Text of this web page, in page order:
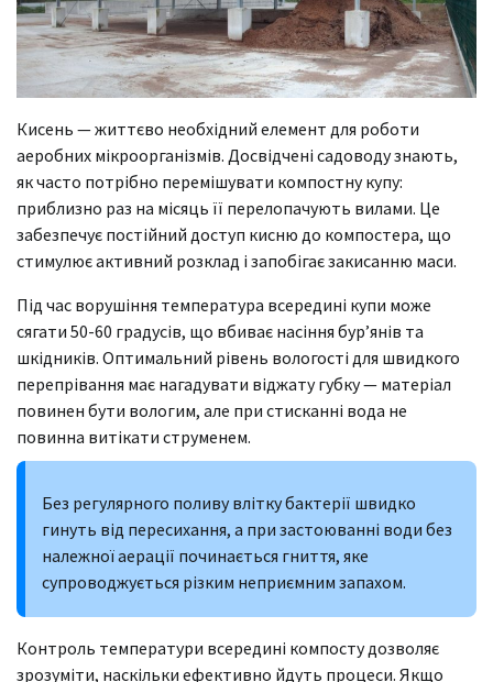
Кисень — життєво необхідний елемент для роботи
аеробних мікроорганізмів. Досвідчені садоводу знають,
як часто потрібно перемішувати компостну купу:
приблизно раз на місяць її перелопачують вилами. Це
забезпечує постійний доступ кисню до компостера, що
стимулює активний розклад і запобігає закисанню маси.
Під час ворушіння температура всередині купи може
сягати 50-60 градусів, що вбиває насіння бур’янів та
шкідників. Оптимальний рівень вологості для швидкого
перепрівання має нагадувати віджату губку — матеріал
повинен бути вологим, але при стисканні вода не
повинна витікати струменем.
Без регулярного поливу влітку бактерії швидко
гинуть від пересихання, а при застоюванні води без
належної аерації починається гниття, яке
супроводжується різким неприємним запахом.
Контроль температури всередині компосту дозволяє
зрозуміти, наскільки ефективно йдуть процеси. Якщо